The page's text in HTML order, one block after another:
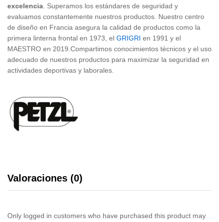
excelencia. Superamos los estándares de seguridad y
evaluamos constantemente nuestros productos. Nuestro centro
de diseño en Francia asegura la calidad de productos como la
primera linterna frontal en 1973, el GRIGRI en 1991 y el
MAESTRO en 2019.Compartimos conocimientos técnicos y el uso
adecuado de nuestros productos para maximizar la seguridad en
actividades deportivas y laborales.
Valoraciones (0)
Only logged in customers who have purchased this product may